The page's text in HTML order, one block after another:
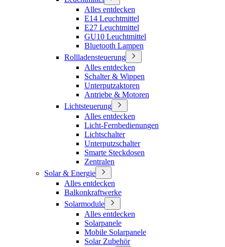
Alles entdecken
E14 Leuchtmittel
E27 Leuchtmittel
GU10 Leuchtmittel
Bluetooth Lampen
Rollladensteuerung
Alles entdecken
Schalter & Wippen
Unterputzaktoren
Antriebe & Motoren
Lichtsteuerung
Alles entdecken
Licht-Fernbedienungen
Lichtschalter
Unterputzschalter
Smarte Steckdosen
Zentralen
Solar & Energie
Alles entdecken
Balkonkraftwerke
Solarmodule
Alles entdecken
Solarpanele
Mobile Solarpanele
Solar Zubehör